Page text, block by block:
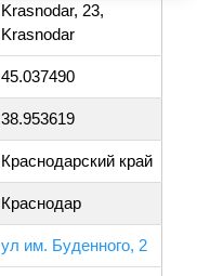
Krasnodar, 23,
Krasnodar
45.037490
38.953619
Краснодарский край
Краснодар
ул им. Буденного, 2